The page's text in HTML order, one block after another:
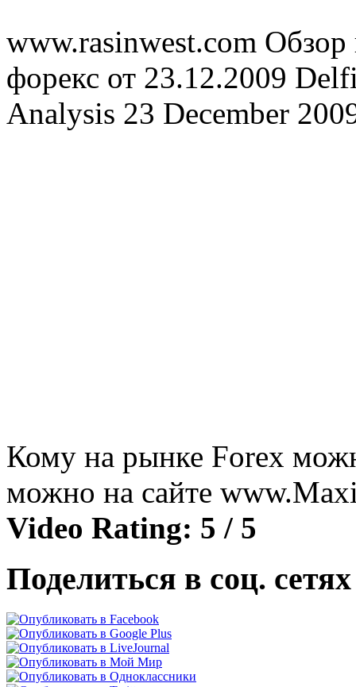
www.rasinwest.com
форекс от 23.12.2009
Analysis 23 December
Кому на рынке Forex
можно на сайте
Video Rating: 5 / 5
Поделиться в соц. сетях